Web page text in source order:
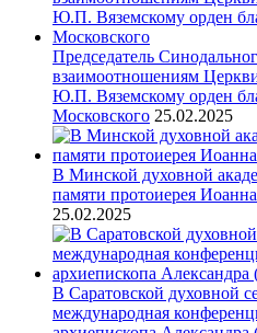
Председатель
взаимоотношениям
Ю.П. Вяземскому орден
Московского 25.02.2025
В Минской духовной
памяти протоиерея
25.02.2025
В Саратовской духовной
международная